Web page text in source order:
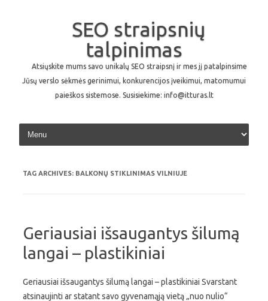
SEO straipsnių
talpinimas
Atsiųskite mums savo unikalų SEO straipsnį ir mes jį patalpinsime
Jūsų verslo sėkmės gerinimui, konkurencijos įveikimui, matomumui
paieškos sistemose. Susisiekime: info@itturas.lt
Skip to content
TAG ARCHIVES: BALKONŲ STIKLINIMAS VILNIUJE
Geriausiai išsaugantys šilumą
langai – plastikiniai
Geriausiai išsaugantys šilumą langai – plastikiniai Svarstant
atsinaujinti ar statant savo gyvenamąją vietą „nuo nulio“